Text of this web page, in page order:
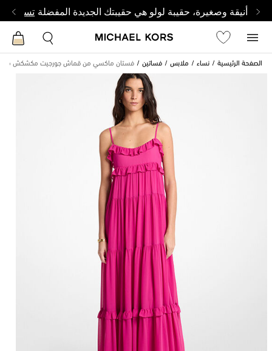
أنيقة وصغيرة، حقيبة لولو هي حقيبتك الجديدة المفضلة تسوق
الصفحة الرئيسية نساء ملابس فساتين فستان ماكسي من قماش جورجيت مكشكش